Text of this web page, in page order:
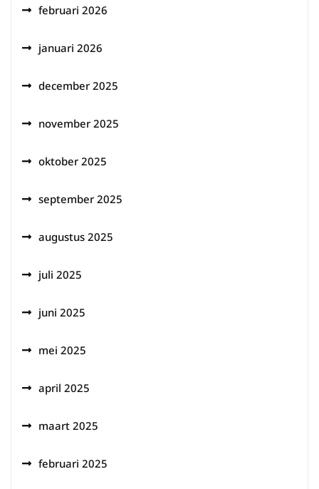
februari 2026
januari 2026
december 2025
november 2025
oktober 2025
september 2025
augustus 2025
juli 2025
juni 2025
mei 2025
april 2025
maart 2025
februari 2025